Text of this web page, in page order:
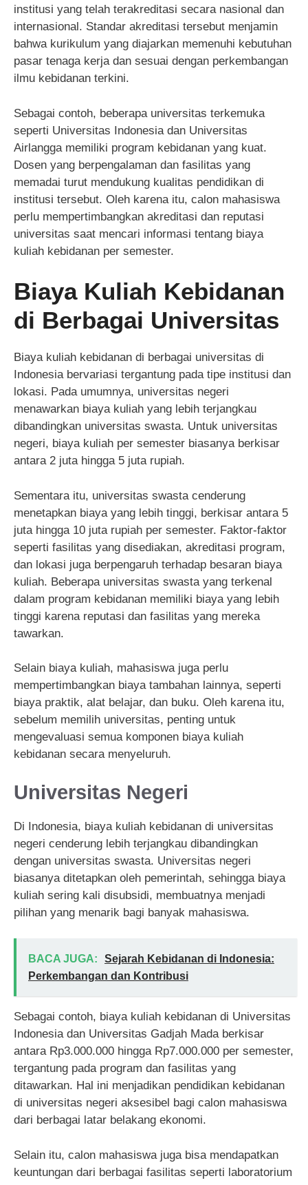
institusi yang telah terakreditasi secara nasional dan
internasional. Standar akreditasi tersebut menjamin
bahwa kurikulum yang diajarkan memenuhi kebutuhan
pasar tenaga kerja dan sesuai dengan perkembangan
ilmu kebidanan terkini.
Sebagai contoh, beberapa universitas terkemuka
seperti Universitas Indonesia dan Universitas
Airlangga memiliki program kebidanan yang kuat.
Dosen yang berpengalaman dan fasilitas yang
memadai turut mendukung kualitas pendidikan di
institusi tersebut. Oleh karena itu, calon mahasiswa
perlu mempertimbangkan akreditasi dan reputasi
universitas saat mencari informasi tentang biaya
kuliah kebidanan per semester.
Biaya Kuliah Kebidanan
di Berbagai Universitas
Biaya kuliah kebidanan di berbagai universitas di
Indonesia bervariasi tergantung pada tipe institusi dan
lokasi. Pada umumnya, universitas negeri
menawarkan biaya kuliah yang lebih terjangkau
dibandingkan universitas swasta. Untuk universitas
negeri, biaya kuliah per semester biasanya berkisar
antara 2 juta hingga 5 juta rupiah.
Sementara itu, universitas swasta cenderung
menetapkan biaya yang lebih tinggi, berkisar antara 5
juta hingga 10 juta rupiah per semester. Faktor-faktor
seperti fasilitas yang disediakan, akreditasi program,
dan lokasi juga berpengaruh terhadap besaran biaya
kuliah. Beberapa universitas swasta yang terkenal
dalam program kebidanan memiliki biaya yang lebih
tinggi karena reputasi dan fasilitas yang mereka
tawarkan.
Selain biaya kuliah, mahasiswa juga perlu
mempertimbangkan biaya tambahan lainnya, seperti
biaya praktik, alat belajar, dan buku. Oleh karena itu,
sebelum memilih universitas, penting untuk
mengevaluasi semua komponen biaya kuliah
kebidanan secara menyeluruh.
Universitas Negeri
Di Indonesia, biaya kuliah kebidanan di universitas
negeri cenderung lebih terjangkau dibandingkan
dengan universitas swasta. Universitas negeri
biasanya ditetapkan oleh pemerintah, sehingga biaya
kuliah sering kali disubsidi, membuatnya menjadi
pilihan yang menarik bagi banyak mahasiswa.
BACA JUGA:
Sejarah Kebidanan di Indonesia:
Perkembangan dan Kontribusi
Sebagai contoh, biaya kuliah kebidanan di Universitas
Indonesia dan Universitas Gadjah Mada berkisar
antara Rp3.000.000 hingga Rp7.000.000 per semester,
tergantung pada program dan fasilitas yang
ditawarkan. Hal ini menjadikan pendidikan kebidanan
di universitas negeri aksesibel bagi calon mahasiswa
dari berbagai latar belakang ekonomi.
Selain itu, calon mahasiswa juga bisa mendapatkan
keuntungan dari berbagai fasilitas seperti laboratorium